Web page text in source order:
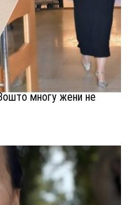
многу жени не